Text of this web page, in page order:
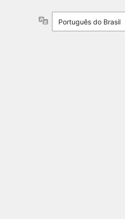
Idioma